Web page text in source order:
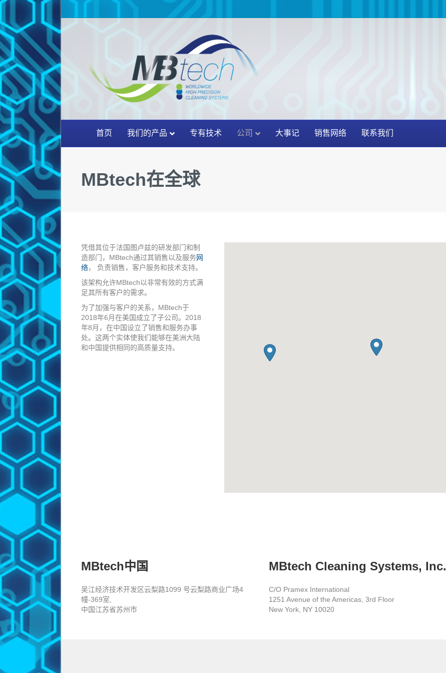
首页 我们的产品 专有技术 公司 大事记 销售网络 联系我们
MBtech在全球
凭借其位于法国图卢兹的研发部门和制
造部门，MBtech通过其销售以及服务网
络， 负责销售，客户服务和技术支持。
该架构允许MBtech以非常有效的方式满
足其所有客户的需求。
为了加强与客户的关系，MBtech于
2018年6月在美国成立了子公司。2018
年8月，在中国设立了销售和服务办事
处。这两个实体使我们能够在美洲大陆
和中国提供相同的高质量支持。
MBtech中国
吴江经济技术开发区云梨路1099 号云梨路商业广场4
幢-369室,
中国江苏省苏州市
MBtech Cleaning Systems, Inc.
C/O Pramex International
1251 Avenue of the Americas, 3rd Floor
New York, NY 10020